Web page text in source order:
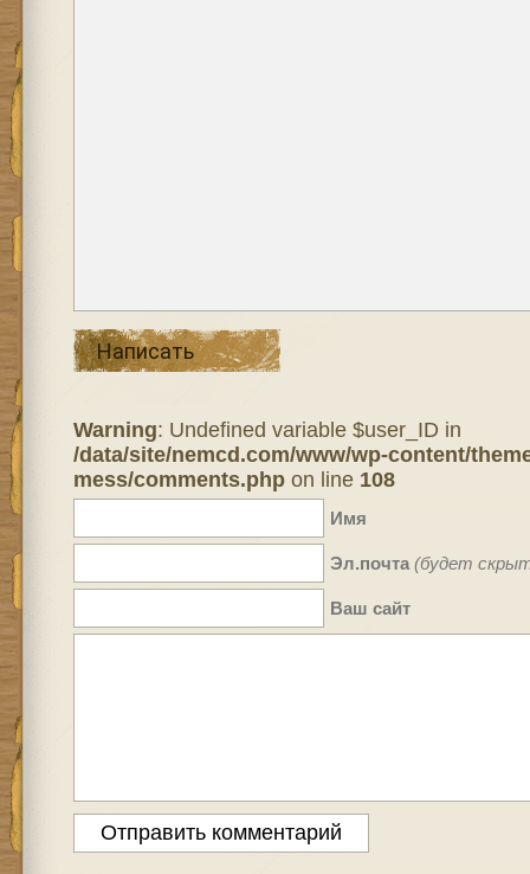
Написать
Warning: Undefined variable $user_ID in
/data/site/nemcd.com/www/wp-content/
mess/comments.phpon line 108
Имя
Эл.почта (будет
Ваш сайт